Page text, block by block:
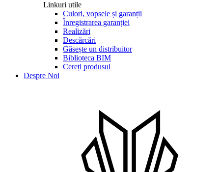
Linkuri utile
Culori, vopsele și garanții
Înregistrarea garanției
Realizări
Descărcări
Găsește un distribuitor
Biblioteca BIM
Cereți produsul
Despre Noi